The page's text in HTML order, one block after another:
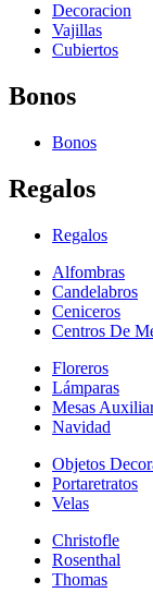
Decoracion
Vajillas
Cubiertos
Bonos
Bonos
Regalos
Regalos
Alfombras
Candelabros
Ceniceros
Centros De
Floreros
Lámparas
Mesas
Navidad
Objetos
Portaretratos
Velas
Christofle
Rosenthal
Thomas